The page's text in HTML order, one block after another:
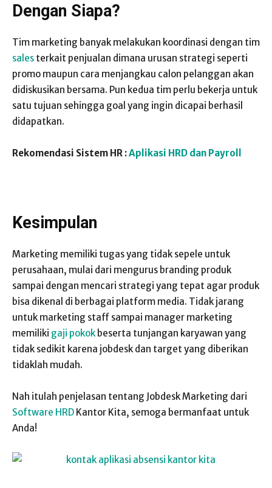
Dengan Siapa?
Tim marketing banyak melakukan koordinasi dengan tim
sales terkait penjualan dimana urusan strategi seperti
promo maupun cara menjangkau calon pelanggan akan
didiskusikan bersama. Pun kedua tim perlu bekerja untuk
satu tujuan sehingga goal yang ingin dicapai berhasil
didapatkan.
Rekomendasi Sistem HR :Aplikasi HRD dan Payroll
Kesimpulan
Marketing memiliki tugas yang tidak sepele untuk
perusahaan, mulai dari mengurus branding produk
sampai dengan mencari strategi yang tepat agar produk
bisa dikenal di berbagai platform media. Tidak jarang
untuk marketing staff sampai manager marketing
memiliki gaji pokokbeserta tunjangan karyawan yang
tidak sedikit karena jobdesk dan target yang diberikan
tidaklah mudah.
Nah itulah penjelasan tentang Jobdesk Marketing dari
Software HRD Kantor Kita, semoga bermanfaat untuk
Anda!